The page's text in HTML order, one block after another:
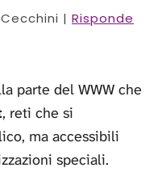
| Risponde
parte del WWW che
, reti che si
ma accessibili
speciali.